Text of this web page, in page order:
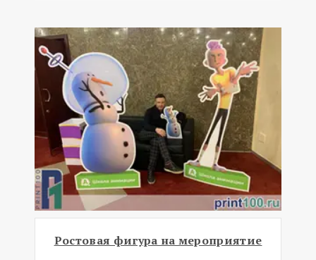
Ростовая фигура на мероприятие